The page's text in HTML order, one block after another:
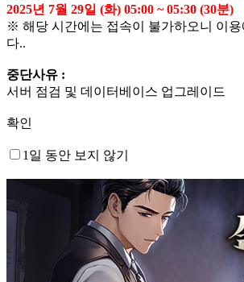
2025년 7월 29일 (화) 05:00 ~ 05:30 (30분)
※ 해당 시간에는 접속이 불가하오니 이용
다..
중단사유 :
서버 점검 및 데이터베이스 업그레이드
확인
1일 동안 보지 않기